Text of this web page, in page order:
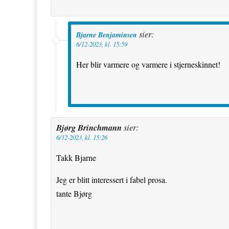
Bjarne Benjaminsen sier:
6/12-2023, kl. 15:59
Her blir varmere og varmere i stjerneskinnet!
Bjørg Brinchmann sier:
6/12-2023, kl. 15:26
Takk Bjarne
Jeg er blitt interessert i fabel prosa.
tante Bjørg